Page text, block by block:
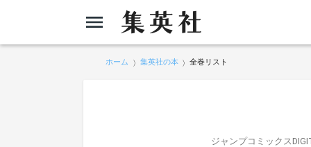
ホーム 集英社の本 全巻リスト
ジャンプコミックス